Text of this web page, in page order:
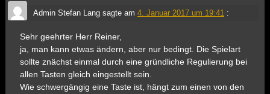
Admin Stefan Langsagte am 4. Januar 2017 um 19:41 :
Sehr geehrter Herr Reiner,
ja, man kann etwas ändern, aber nur bedingt. Die Spielart
sollte znächst einmal durch eine gründliche Regulierung bei
allen Tasten gleich eingestellt sein.
Wie schwergängig eine Taste ist, hängt zum einen von den